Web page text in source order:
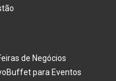
de Negócios
Buffet para Eventos